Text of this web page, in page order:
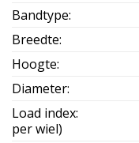
Bandtype:
Breedte:
Hoogte:
Diameter:
Load index:
per wiel)